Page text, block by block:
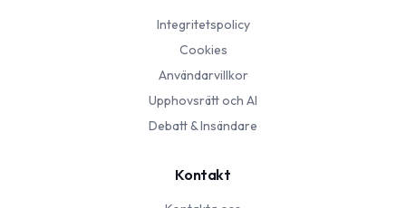
Integritetspolicy
Cookies
Användarvillkor
Upphovsrätt och AI
Debatt & Insändare
Kontakt